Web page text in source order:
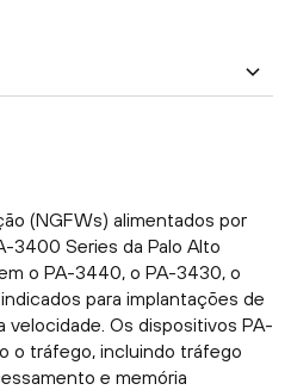
(NGFWs) alimentados por
3400 Series da Palo Alto
o PA-3440, o PA-3430, o
para implantações de
Os dispositivos PA-
o tráfego, incluindo tráfego
e memória